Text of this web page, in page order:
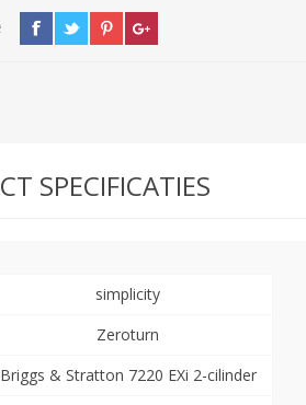
SPECIFICATIES
simplicity
Zeroturn
Briggs & Stratton 7220 EXi 2-cilinder